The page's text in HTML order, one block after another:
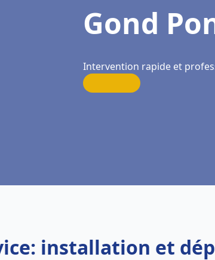
Gond
Intervention rapide et
installation et